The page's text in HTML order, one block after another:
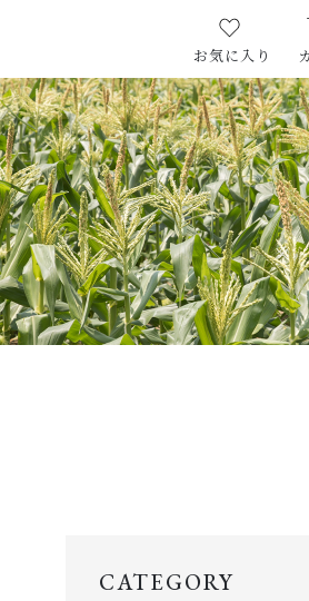
お気に入り
PRODUCTS
商品一覧
CHECKED
最近チェックした商品
ORDER
注文履歴
ABOUT US
コラム
CATEGORY